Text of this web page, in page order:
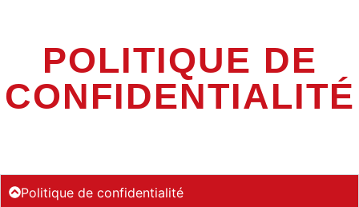
POLITIQUE DE
CONFIDENTIALITÉ
Politique de confidentialité